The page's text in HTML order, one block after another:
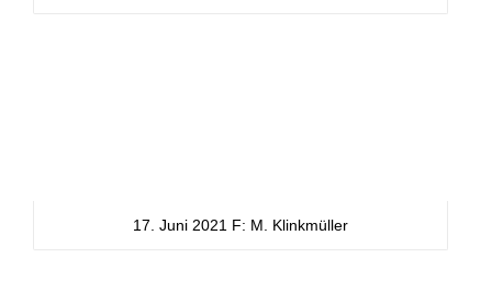
17. Juni 2021 F: M. Klinkmüller